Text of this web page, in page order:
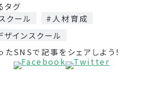
タグ
クール
#人材育成
インスクール
たSNSで記事をシェアしよう！